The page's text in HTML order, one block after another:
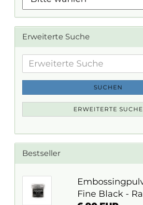
Erweiterte Suche
Erweiterte
Suche
SUCHEN
ERWEITERTE SUCHE
Bestseller
Fine Black -